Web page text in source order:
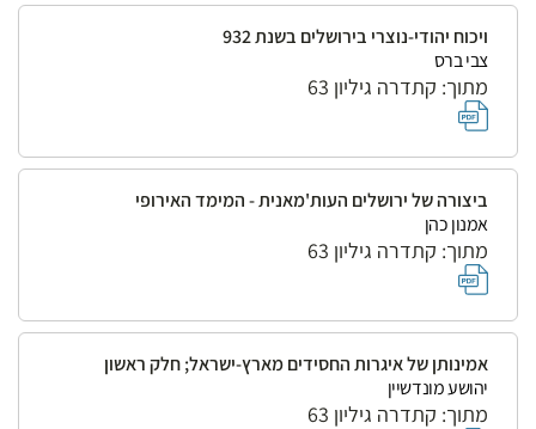
ויכוח יהודי-נוצרי בירושלים בשנת 932
צבי ברס
מתוך: קתדרה גיליון 63
ביצורה של ירושלים העות'מאנית - המימד האירופי
אמנון כהן
מתוך: קתדרה גיליון 63
אמינותן של איגרות החסידים מארץ-ישראל; חלק ראשון
יהושע מונדשיין
מתוך: קתדרה גיליון 63